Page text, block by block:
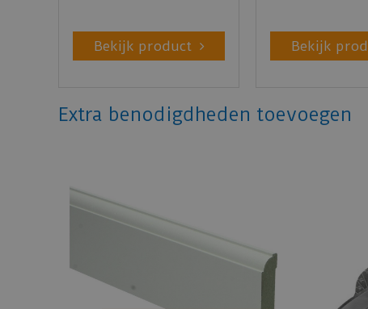
Bekijk product Bekijk
Extra benodigdheden toevoegen